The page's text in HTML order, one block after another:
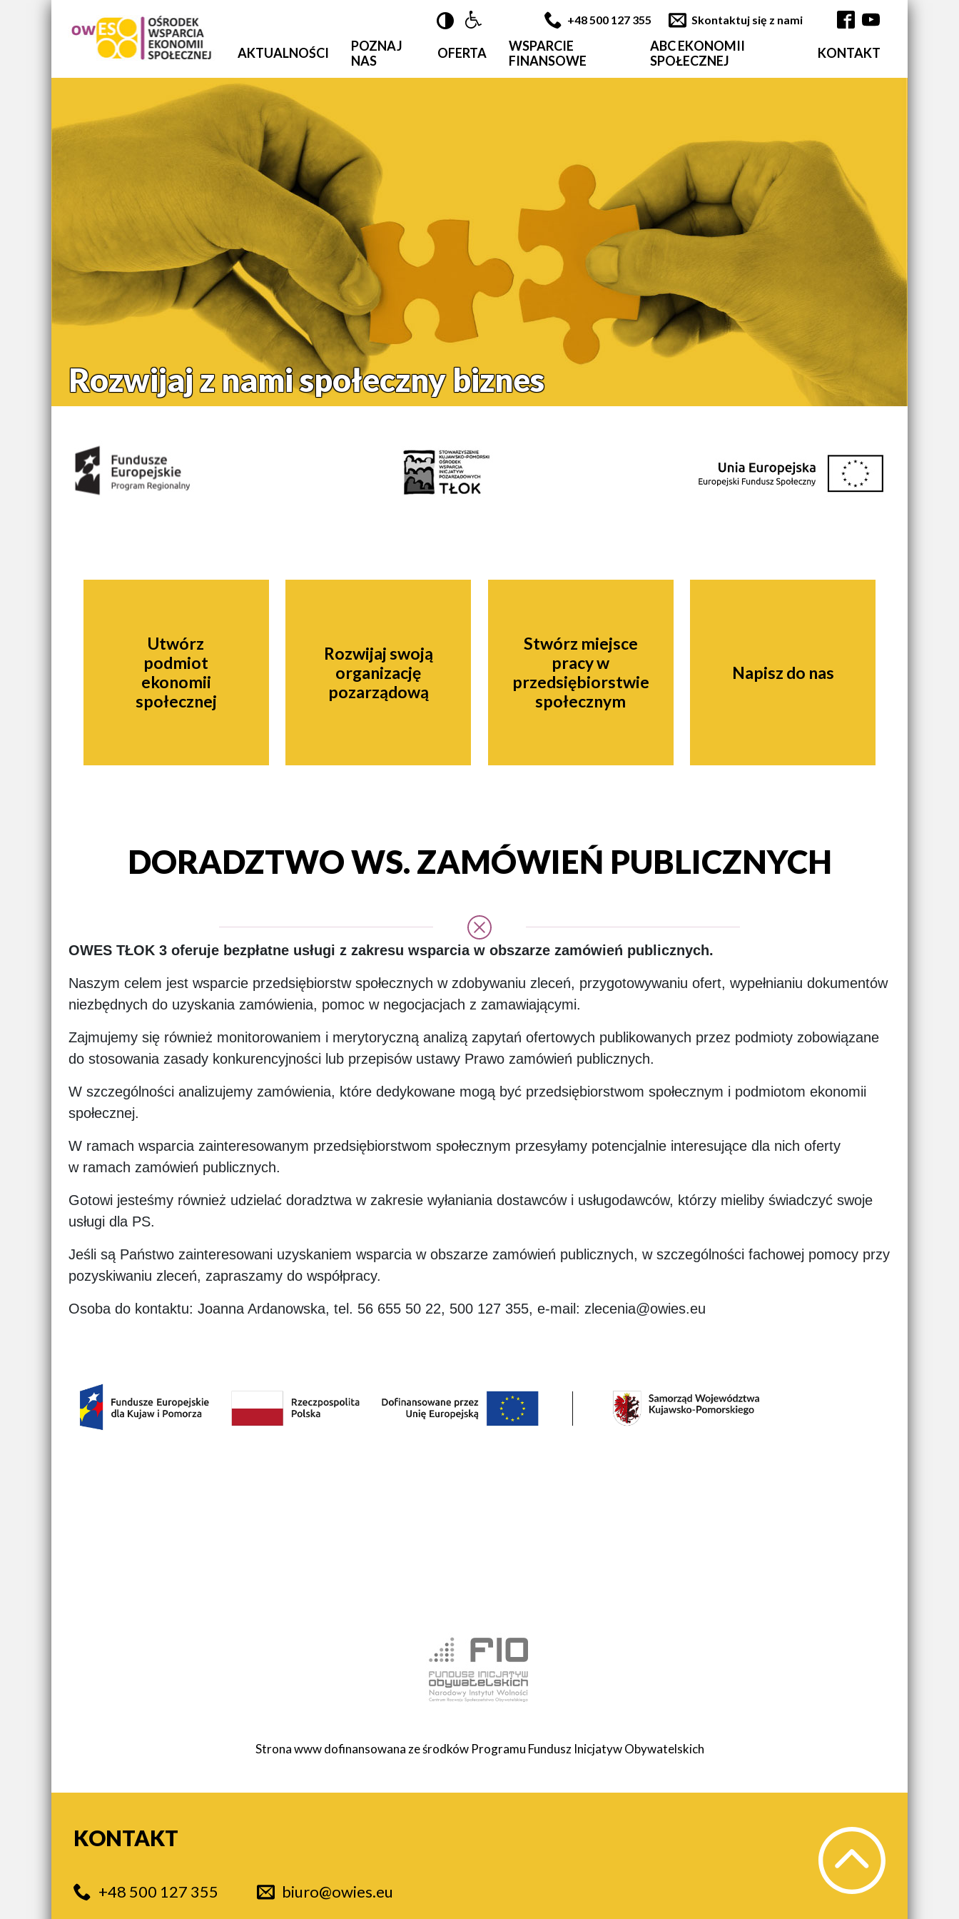
 +48 500 127 355 Skontaktuj się z nami
AKTUALNOŚCI
POZNAJ
NAS
OFERTA
WSPARCIE
FINANSOWE
ABC EKONOMII
SPOŁECZNEJ
KONTAKT
Rozwijaj z nami społeczny biznes
Nawigacja
Utwórz
podmiot
ekonomii
społecznej
Rozwijaj swoją
organizację
pozarządową
Stwórz miejsce
pracy w
przedsiębiorstwie
społecznym
Napisz do nas
DORADZTWO WS. ZAMÓWIEŃ PUBLICZNYCH
OWES TŁOK 3 oferuje bezpłatne usługi z zakresu wsparcia w obszarze zamówień publicznych.
Naszym celem jest wsparcie przedsiębiorstw społecznych w zdobywaniu zleceń, przygotowywaniu ofert, wypełnianiu dokumentów
niezbędnych do uzyskania zamówienia, pomoc w negocjacjach z zamawiającymi.
Zajmujemy się również monitorowaniem i merytoryczną analizą zapytań ofertowych publikowanych przez podmioty zobowiązane
do stosowania zasady konkurencyjności lub przepisów ustawy Prawo zamówień publicznych.
W szczególności analizujemy zamówienia, które dedykowane mogą być przedsiębiorstwom społecznym i podmiotom ekonomii
społecznej.
W ramach wsparcia zainteresowanym przedsiębiorstwom społecznym przesyłamy potencjalnie interesujące dla nich oferty
w ramach zamówień publicznych.
Gotowi jesteśmy również udzielać doradztwa w zakresie wyłaniania dostawców i usługodawców, którzy mieliby świadczyć swoje
usługi dla PS.
Jeśli są Państwo zainteresowani uzyskaniem wsparcia w obszarze zamówień publicznych, w szczególności fachowej pomocy przy
pozyskiwaniu zleceń, zapraszamy do współpracy.
Osoba do kontaktu: Joanna Ardanowska, tel. 56 655 50 22, 500 127 355, e-mail: zlecenia@owies.eu
Strona www dofinansowana ze środków Programu Fundusz Inicjatyw Obywatelskich
KONTAKT
+48 500 127 355 biuro@owies.eu